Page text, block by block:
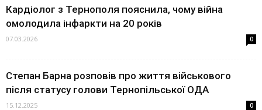
Кардіолог з Тернополя пояснила, чому війна
омолодила інфаркти на 20 років
07.03.2026 0
Степан Барна розповів про життя військового
після статусу голови Тернопільської ОДА
15.12.2025 0